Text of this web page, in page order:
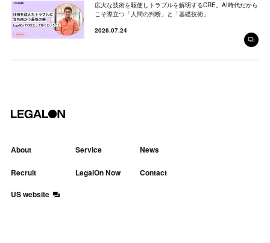
広大な技術を駆使しトラブルを解明するCRE。AI時代だから
こそ際立つ「人間の判断」と「基礎技術」
2026.07.24
About Service News
Recruit LegalOn Now
Contact
US website